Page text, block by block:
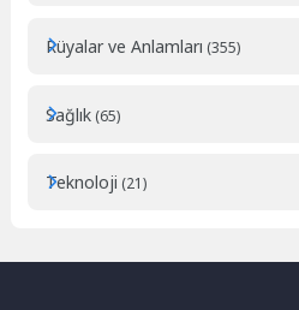
Rüyalar ve Anlamları (355)
Sağlık (65)
Teknoloji (21)